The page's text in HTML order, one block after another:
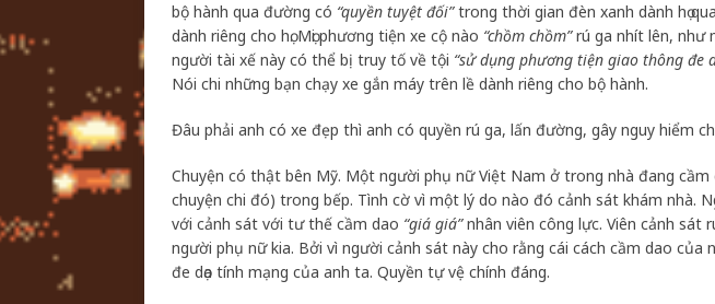
bộ hành qua đường có “quyền tuyệt đối”trong thời gian đèn xanh dành họ
dành riêng cho họ. Mọi phương tiện xe cộ nào “chồm chồm”rú ga nhít lên, như
người tài xế này có thể bị truy tố về tội “sử dụng phương tiện giao thông đe
Nói chi những bạn chạy xe gắn máy trên lề dành riêng cho bộ hành.
Đâu phải anh có xe đẹp thì anh có quyền rú ga, lấn đường, gây nguy hiểm
Chuyện có thật bên Mỹ. Một người phụ nữ Việt Nam ở trong nhà đang
chuyện chi đó) trong bếp. Tình cờ vì một lý do nào đó cảnh sát khám nhà.
với cảnh sát với tư thế cầm dao “giá giá”nhân viên công lực. Viên cảnh sát
người phụ nữ kia. Bởi vì người cảnh sát này cho rằng cái cách cầm dao của
đe dọa tính mạng của anh ta. Quyền tự vệ chính đáng.